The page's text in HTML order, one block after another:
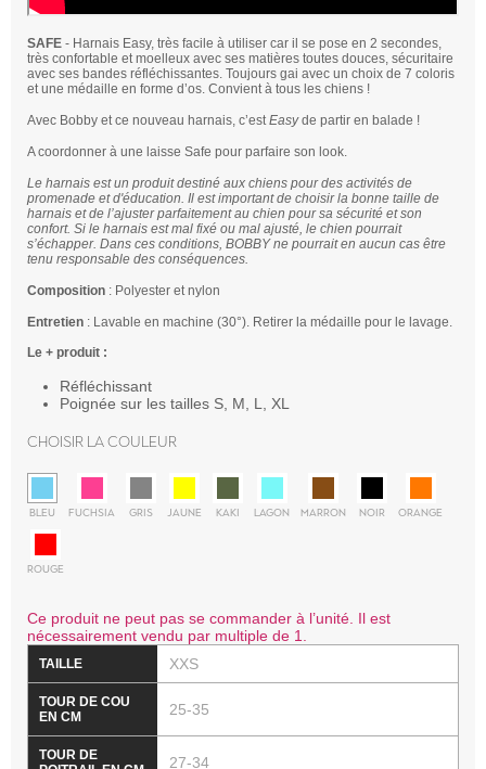
SAFE - Harnais Easy, très facile à utiliser car il se pose en 2 secondes,
très confortable et moelleux avec ses matières toutes douces, sécuritaire
avec ses bandes réfléchissantes. Toujours gai avec un choix de 7 coloris
et une médaille en forme d’os. Convient à tous les chiens !
Avec Bobby et ce nouveau harnais, c’estEasyde partir en balade !
A coordonner à une laisse Safe pour parfaire son look.
Le harnais est un produit destiné aux chiens pour des activités de
promenade et d'éducation. Il est important de choisir la bonne taille de
harnais et de l’ajuster parfaitement au chien pour sa sécurité et son
confort. Si le harnais est mal fixé ou mal ajusté, le chien pourrait
s’échapper. Dans ces conditions, BOBBY ne pourrait en aucun cas être
tenu responsable des conséquences.
Composition : Polyester et nylon
Entretien : Lavable en machine (30°). Retirer la médaille pour le lavage.
Le + produit :
Réfléchissant
Poignée sur les tailles S, M, L, XL
Choisir la couleur
BLEU FUCHSIA GRIS JAUNE KAKI LAGON MARRON NOIR ORANGE
ROUGE
Ce produit ne peut pas se commander à l’unité. Il est
nécessairement vendu par multiple de 1.
XXS
25-35
27-34